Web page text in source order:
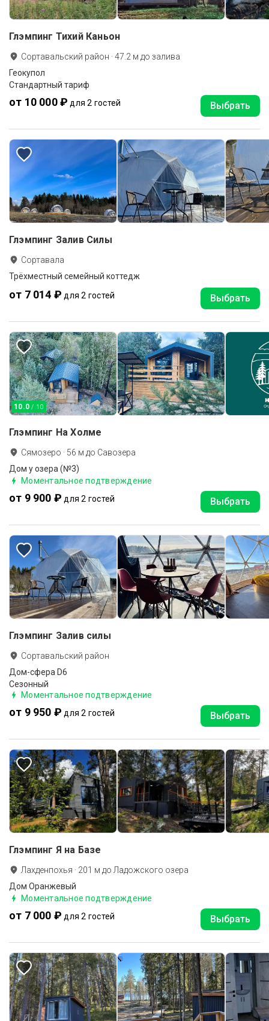
Глэмпинг Тихий Каньон
Сортавальский район ·47.2 м до залива
Геокупол
Стандартный тариф
от 10 000 ₽ для 2 гостей Выбрать
Глэмпинг Залив Силы
Сортавала
Трёхместный семейный коттедж
от 7 014 ₽ для 2 гостей Выбрать
10.0 / 10
Глэмпинг На Холме
Сямозеро · 56 м до Савозера
Дом у озера (№3)
Моментальное подтверждение
от 9 900 ₽ для 2 гостей Выбрать
Глэмпинг Залив силы
Сортавальский район
Дом-сфера D6
Сезонный
Моментальное подтверждение
от 9 950 ₽ для 2 гостей Выбрать
Глэмпинг Я на Базе
Лахденпохья · 201 м до Ладожского озера
Дом Оранжевый
Моментальное подтверждение
от 7 000 ₽ для 2 гостей Выбрать